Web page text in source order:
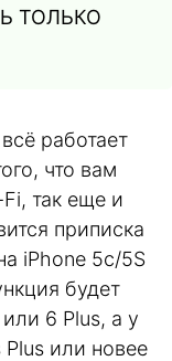
ТОЛЬКО
работает
что вам
так еще и
приписка
iPhone 5c/5S
будет
6 Plus, а у
или новее